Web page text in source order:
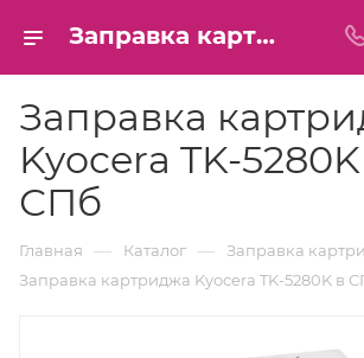
Заправка картриджа Kyocera TK-5280K в СПб
Заправка
Kyocera TK-
СПб
Главная — Каталог — Заправка
Заправка картриджа Kyocera TK-5280K в